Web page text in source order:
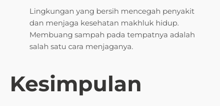
Lingkungan yang bersih mencegah penyakit
dan menjaga kesehatan makhluk hidup.
Membuang sampah pada tempatnya adalah
salah satu cara menjaganya.
Kesimpulan